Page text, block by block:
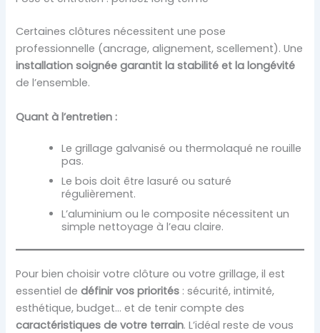
Certaines clôtures nécessitent une pose
professionnelle (ancrage, alignement, scellement). Une
installation soignée garantit la stabilité et la longévité
de l’ensemble.
Quant à l’entretien :
Le grillage galvanisé ou thermolaqué ne rouille
pas.
Le bois doit être lasuré ou saturé
régulièrement.
L’aluminium ou le composite nécessitent un
simple nettoyage à l’eau claire.
Pour bien choisir votre clôture ou votre grillage, il est
essentiel dedéfinir vos priorités : sécurité, intimité,
esthétique, budget… et de tenir compte des
caractéristiques de votre terrain. L’idéal reste de vous